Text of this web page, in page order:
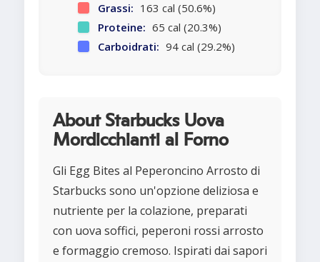
Grassi: 163 cal (50.6%)
Proteine: 65 cal (20.3%)
Carboidrati: 94 cal (29.2%)
About Starbucks Uova
Mordicchianti al Forno
Gli Egg Bites al Peperoncino Arrosto di
Starbucks sono un'opzione deliziosa e
nutriente per la colazione, preparati
con uova soffici, peperoni rossi arrosto
e formaggio cremoso. Ispirati dai sapori